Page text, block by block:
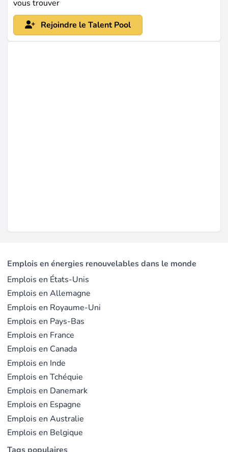
les ingénieurs civils supervisant l'installation des
fondations, la protection contre l'affouillement et les
travaux civils des postes à terre. Parallèlement, 68 %
vous trouver
Rejoindre le Talent Pool
Emplois en énergies renouvelables dans le monde
Emplois en États-Unis
Emplois en Allemagne
Emplois en Royaume-Uni
Emplois en Pays-Bas
Emplois en France
Emplois en Canada
Emplois en Inde
Emplois en Tchéquie
Emplois en Danemark
Emplois en Espagne
Emplois en Australie
Emplois en Belgique